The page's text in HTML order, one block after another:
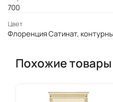
700
Цвет
Флоренция Сатинат,
Похожие товары